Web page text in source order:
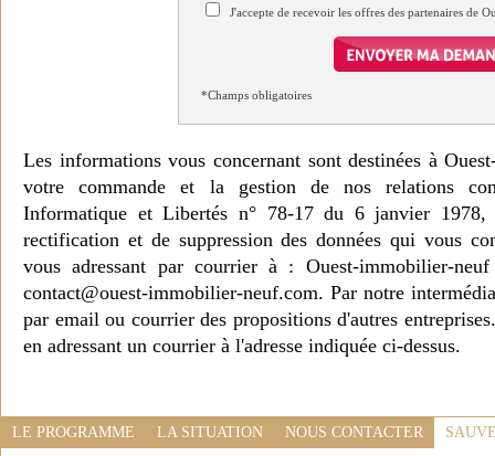
J'accepte de recevoir les offres des partenaires de
*Champs obligatoires
Les informations vous concernant sont destinées à
votre commande et la gestion de nos relations
Informatique et Libertés n° 78-17 du 6 janvier 1978,
rectification et de suppression des données qui vous
vous adressant par courrier à : Ouest-immobilier-
contact@ouest-immobilier-neuf.com. Par notre
par email ou courrier des propositions d'autres
en adressant un courrier à l'adresse indiquée ci-dessus.
LE PROGRAMME LA SITUATION NOUS CONTACTER